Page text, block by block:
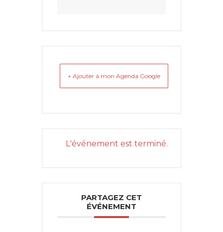
+ Ajouter à mon Agenda Google
L'événement est terminé.
PARTAGEZ CET
ÉVÉNEMENT